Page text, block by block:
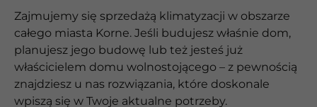
Zajmujemy się sprzedażą klimatyzacji w obszarze
całego miasta Korne. Jeśli budujesz właśnie dom,
planujesz jego budowę lub też jesteś już
właścicielem domu wolnostojącego – z pewnością
znajdziesz u nas rozwiązania, które doskonale
wpiszą się w Twoje aktualne potrzeby.